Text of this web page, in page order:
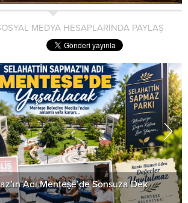
MEDYA HESAPLARINDA PAYLAŞ
Adı Menteşe’de Sonsuza Dek